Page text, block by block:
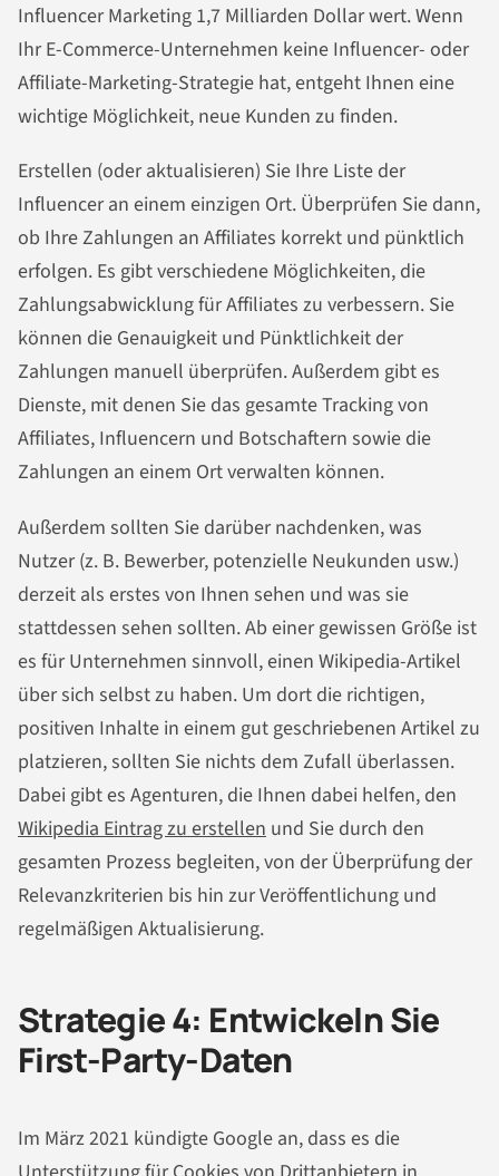
Influencer Marketing 1,7 Milliarden Dollar wert. Wenn
Ihr E-Commerce-Unternehmen keine Influencer- oder
Affiliate-Marketing-Strategie hat, entgeht Ihnen eine
wichtige Möglichkeit, neue Kunden zu finden.
Erstellen (oder aktualisieren) Sie Ihre Liste der
Influencer an einem einzigen Ort. Überprüfen Sie dann,
ob Ihre Zahlungen an Affiliates korrekt und pünktlich
erfolgen. Es gibt verschiedene Möglichkeiten, die
Zahlungsabwicklung für Affiliates zu verbessern. Sie
können die Genauigkeit und Pünktlichkeit der
Zahlungen manuell überprüfen. Außerdem gibt es
Dienste, mit denen Sie das gesamte Tracking von
Affiliates, Influencern und Botschaftern sowie die
Zahlungen an einem Ort verwalten können.
Außerdem sollten Sie darüber nachdenken, was
Nutzer (z. B. Bewerber, potenzielle Neukunden usw.)
derzeit als erstes von Ihnen sehen und was sie
stattdessen sehen sollten. Ab einer gewissen Größe ist
es für Unternehmen sinnvoll, einen Wikipedia-Artikel
über sich selbst zu haben. Um dort die richtigen,
positiven Inhalte in einem gut geschriebenen Artikel zu
platzieren, sollten Sie nichts dem Zufall überlassen.
Dabei gibt es Agenturen, die Ihnen dabei helfen, den
Wikipedia Eintrag zu erstellen und Sie durch den
gesamten Prozess begleiten, von der Überprüfung der
Relevanzkriterien bis hin zur Veröffentlichung und
regelmäßigen Aktualisierung.
Strategie 4: Entwickeln Sie
First-Party-Daten
Im März 2021 kündigte Google an, dass es die